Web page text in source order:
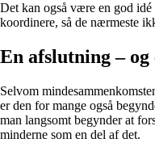
Det kan også være en god
koordinere, så de nærmeste
En afslutning – og
Selvom
er den for mange også
man langsomt begynder at
minderne som en del af det.